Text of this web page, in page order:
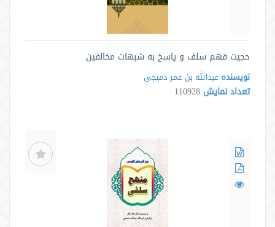
حجيت فهم سلف و پاسخ به شبهات مخالفين
نویسنده عبدالله بن عمر دمیجی
تعداد نمایش 110928